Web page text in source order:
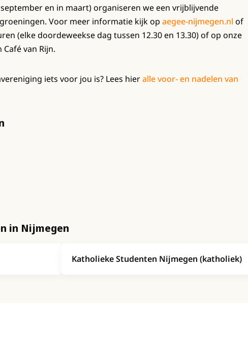
en in maart) organiseren we een vrijblijvende
Voor meer informatie kijk op aegee-nijmegen.nl of
(elke doordeweekse dag tussen 12.30 en 13.30) of op onze
van Rijn.
iets voor jou is? Lees hieralle voor- en nadelen van
in Nijmegen
Katholieke Studenten Nijmegen (katholiek)